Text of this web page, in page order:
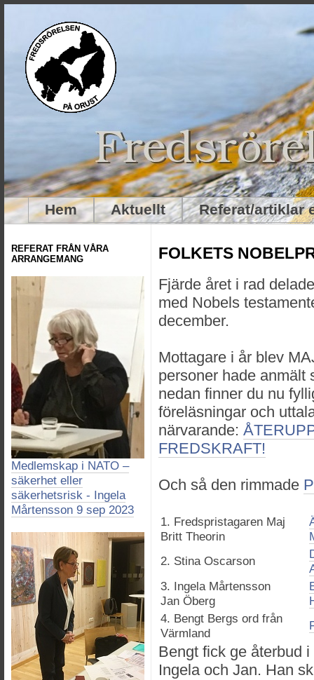
Hem Aktuellt Referat/
REFERAT FRÅN VÅRA
ARRANGEMANG
Medlemskap i NATO –
säkerhet eller
säkerhetsrisk - Ingela
Mårtensson 9 sep 2023
FOLKETS
Fjärde året i rad
med Nobels
december.
Mottagare i år blev
personer hade anmält
nedan finner du nu
föreläsningar och
närvarande:
FREDSKRAFT!
Och så den rimmade
1. Fredspristagaren Maj
Britt Theorin
2. Stina Oscarson
3. Ingela Mårtensson
Jan Öberg
4. Bengt Bergs ord från
Värmland
Bengt fick ge återbud
Ingela och Jan. Han